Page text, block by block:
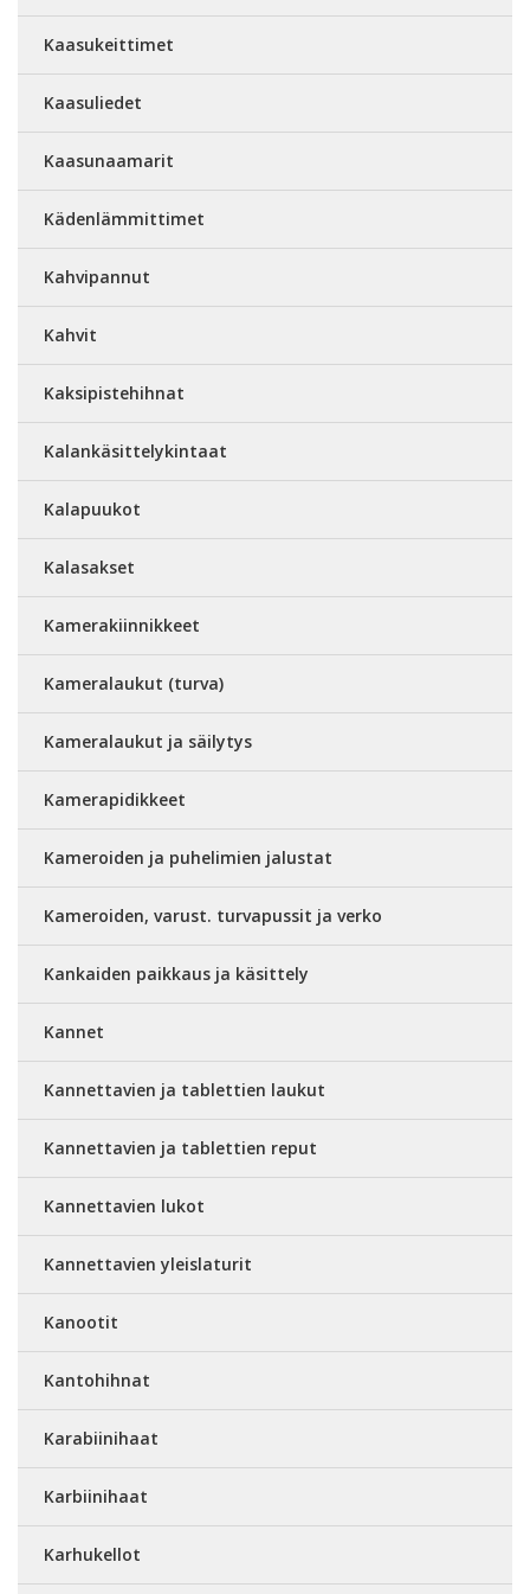
Kaasukeittimet
Kaasuliedet
Kaasunaamarit
Kädenlämmittimet
Kahvipannut
Kahvit
Kaksipistehihnat
Kalankäsittelykintaat
Kalapuukot
Kalasakset
Kamerakiinnikkeet
Kameralaukut (turva)
Kameralaukut ja säilytys
Kamerapidikkeet
Kameroiden ja puhelimien jalustat
Kameroiden, varust. turvapussit ja verko
Kankaiden paikkaus ja käsittely
Kannet
Kannettavien ja tablettien laukut
Kannettavien ja tablettien reput
Kannettavien lukot
Kannettavien yleislaturit
Kanootit
Kantohihnat
Karabiinihaat
Karbiinihaat
Karhukellot